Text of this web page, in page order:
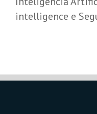
intelligence e